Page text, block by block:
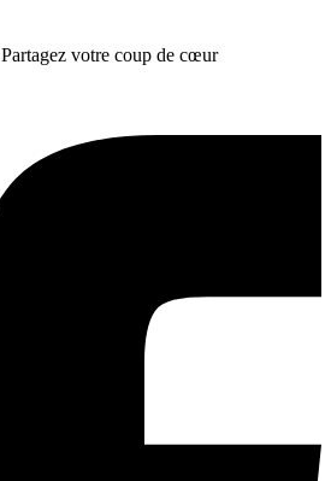
Partagez votre coup de cœur